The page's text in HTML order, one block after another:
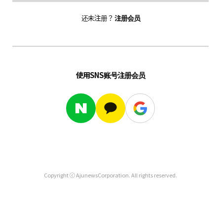
还未注册？ 注册会员
使用SNS账号注册会员
Copyright ⓒ AjunewsCorporation. All rights reserved.